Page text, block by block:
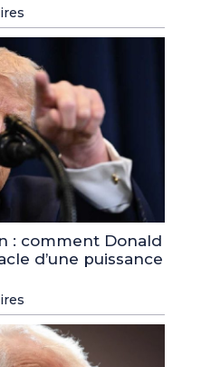
: comment Donald
d’une puissance